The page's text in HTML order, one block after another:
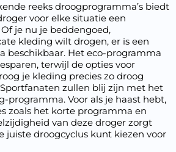
reeks droogprogramma’s biedt
voor elke situatie een
je nu je beddengoed,
kleding wilt drogen, er is een
beschikbaar. Het eco-programma
terwijl de opties voor
je kleding precies zo droog
zullen blij zijn met het
programma. Voor als je haast hebt,
zoals het korte programma en
van deze droger zorgt
juiste droogcyclus kunt kiezen voor